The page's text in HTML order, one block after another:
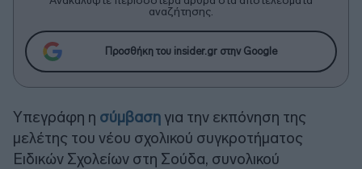
αναζήτησης.
Προσθήκη του insider.gr στην Google
Υπεγράφη η σύμβαση για την εκπόνηση της
μελέτης του νέου σχολικού συγκροτήματος
Ειδικών Σχολείων στη Σούδα, συνολικού